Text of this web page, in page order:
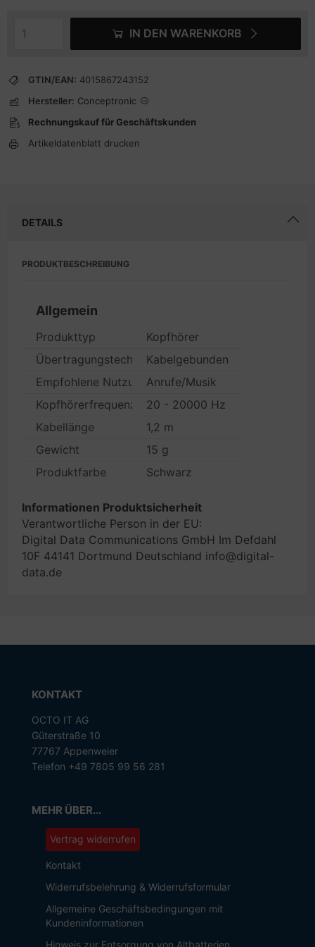
IN DEN WARENKORB
GTIN/EAN: 4015867243152
Hersteller: Conceptronic
Rechnungskauf für Geschäftskunden
Artikeldatenblatt drucken
DETAILS
PRODUKTBESCHREIBUNG
Allgemein
Produkttyp
Kopfhörer
ÜbertragungstechnikKabelgebunden
Empfohlene NutzungAnrufe/Musik
Kopfhörerfrequenz
20 - 20000 Hz
Kabellänge
1,2 m
Gewicht
15 g
Produktfarbe
Schwarz
Informationen Produktsicherheit
Verantwortliche Person in der EU:
Digital Data Communications GmbH Im Defdahl
10F 44141 Dortmund Deutschland info@digital-
data.de
KONTAKT
OCTO IT AG
Güterstraße 10
77767 Appenweier
Telefon +49 7805 99 56 281
MEHR ÜBER...
Vertrag widerrufen
Kontakt
Widerrufsbelehrung & Widerrufsformular
Allgemeine Geschäftsbedingungen mit
Kundeninformationen
Hinweis zur Entsorgung von Altbatterien